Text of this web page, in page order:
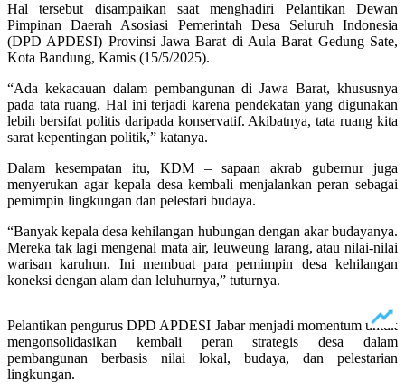
Hal tersebut disampaikan saat menghadiri Pelantikan Dewan
Pimpinan Daerah Asosiasi Pemerintah Desa Seluruh Indonesia
(DPD APDESI) Provinsi Jawa Barat di Aula Barat Gedung Sate,
Kota Bandung, Kamis (15/5/2025).
“Ada kekacauan dalam pembangunan di Jawa Barat, khususnya
pada tata ruang. Hal ini terjadi karena pendekatan yang digunakan
lebih bersifat politis daripada konservatif. Akibatnya, tata ruang kita
sarat kepentingan politik,” katanya.
Dalam kesempatan itu, KDM – sapaan akrab gubernur juga
menyerukan agar kepala desa kembali menjalankan peran sebagai
pemimpin lingkungan dan pelestari budaya.
“Banyak kepala desa kehilangan hubungan dengan akar budayanya.
Mereka tak lagi mengenal mata air, leuweung larang, atau nilai-nilai
warisan karuhun. Ini membuat para pemimpin desa kehilangan
koneksi dengan alam dan leluhurnya,” tuturnya.
Pelantikan pengurus DPD APDESI Jabar menjadi momentum untuk
mengonsolidasikan kembali peran strategis desa dalam
pembangunan berbasis nilai lokal, budaya, dan pelestarian
lingkungan.